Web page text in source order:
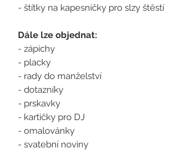
- štítky na kapesníčky pro slzy štěstí
Dále lze objednat:
- zápichy
- placky
- rady do manželství
- dotazníky
- prskavky
- kartičky pro DJ
- omalovánky
- svatební noviny